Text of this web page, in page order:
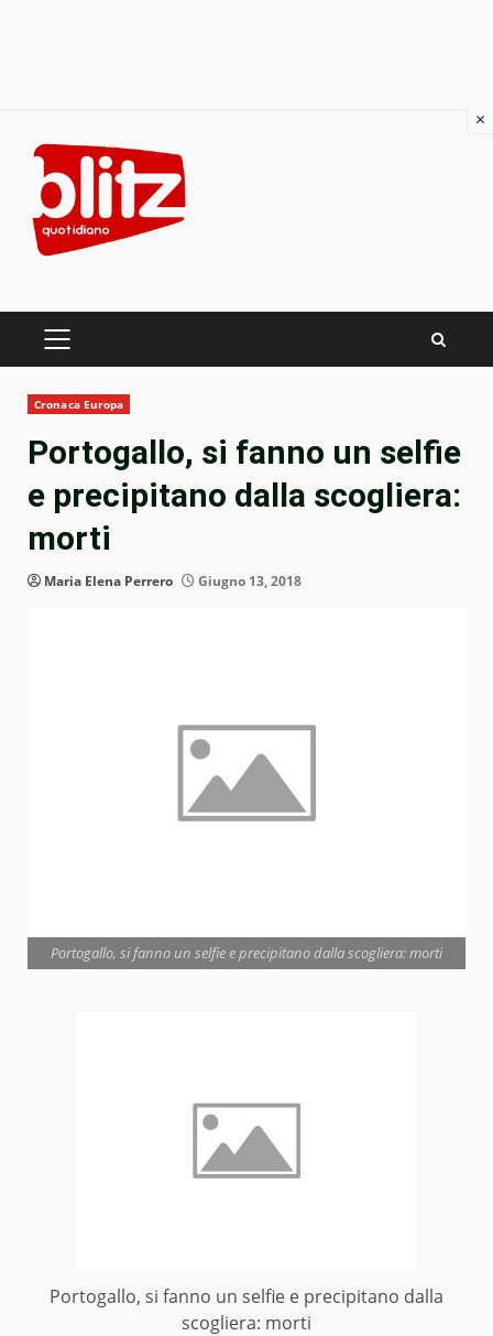
content
PRIMARY
Cronaca Europa
Portogallo, si fanno un selfie
e precipitano dalla scogliera:
morti
Maria Elena Perrero Giugno 13, 2018
Portogallo, si fanno un selfie e precipitano dalla scogliera: morti
Portogallo, si fanno un selfie e precipitano dalla
scogliera: morti
×